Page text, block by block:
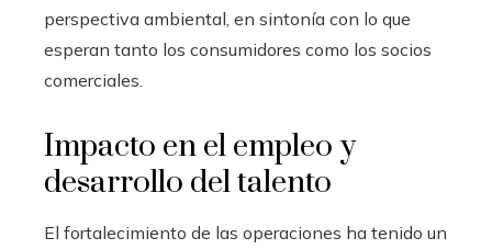
perspectiva ambiental, en sintonía con lo que
esperan tanto los consumidores como los socios
comerciales.
Impacto en el empleo y
desarrollo del talento
El fortalecimiento de las operaciones ha tenido un